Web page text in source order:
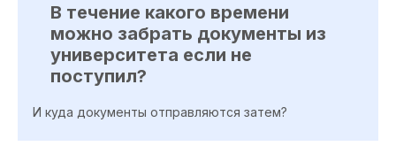
В течение какого времени
можно забрать документы из
университета если не
поступил?
И куда документы отправляются затем?